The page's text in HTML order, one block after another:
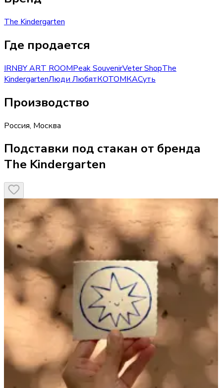
The Kindergarten
Где продается
IRNBY ART ROOMPeak SouvenirVeter ShopThe
KindergartenЛюди ЛюбятКОТОМКАСуть
Производство
Россия, Москва
Подставки под стакан от бренда
The Kindergarten